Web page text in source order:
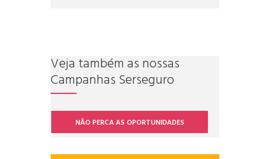
Veja também as nossas
Campanhas Serseguro
NÃO PERCA AS OPORTUNIDADES